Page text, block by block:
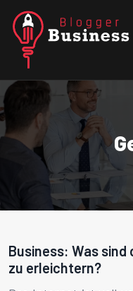
Business: Was sind
zu erleichtern?